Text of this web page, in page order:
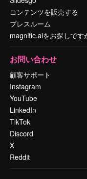
コンテンツを販売する
プレスルーム
magnific.aiをお探しです
お問い合わせ
顧客サポート
Instagram
YouTube
LinkedIn
TikTok
Discord
X
Reddit